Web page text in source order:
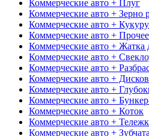
Коммерческие авто + Плуг
Коммерческие авто + Зерно
Коммерческие авто +
Коммерческие авто +
Коммерческие авто + Жатка
Коммерческие авто +
Коммерческие авто +
Коммерческие авто +
Коммерческие авто +
Коммерческие авто +
Коммерческие авто + Коток
Коммерческие авто +
Коммерческие авто +